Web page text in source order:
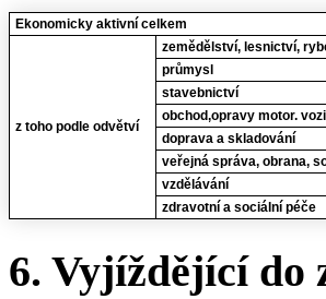
Ekonomicky aktivní celkem
z toho podle odvětví
zemědělství, lesnictví,
průmysl
stavebnictví
obchod,opravy motor.
doprava a skladování
veřejná správa, obrana,
vzdělávání
zdravotní a sociální péče
6. Vyjíždějící do